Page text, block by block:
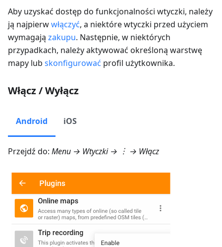
Aby uzyskać dostęp do funkcjonalności wtyczki, należy
ją najpierwwłączyć, a niektóre wtyczki przed użyciem
wymagają zakupu. Następnie, w niektórych
przypadkach, należy aktywować określoną warstwę
mapy lub skonfigurować profil użytkownika.
Włącz / Wyłącz
Android iOS
Przejdź do: Menu → Wtyczki→ ︙ → Włącz